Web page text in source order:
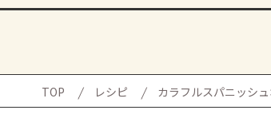
TOP レシピ カラフルスパニッシ